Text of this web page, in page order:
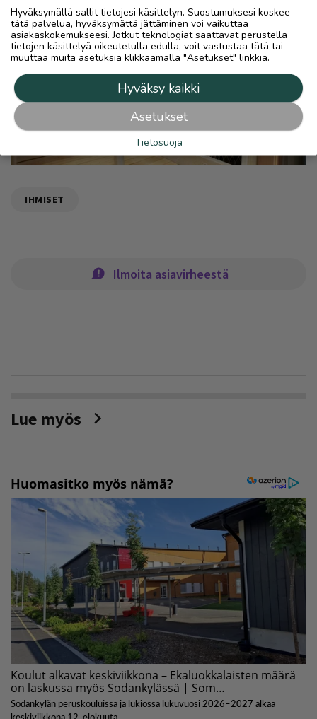
IHMISET
Ilmoita asiavirheestä
Lue myös
Hyväksymällä sallit tietojesi käsittelyn. Suostumuksesi koskee
tätä palvelua, hyväksymättä jättäminen voi vaikuttaa
asiakaskokemukseesi. Jotkut teknologiat saattavat perustella
tietojen käsittelyä oikeutetulla edulla, voit vastustaa tätä tai
muuttaa muita asetuksia klikkaamalla "Asetukset" linkkiä.
Hyväksy kaikki
Asetukset
Tietosuoja